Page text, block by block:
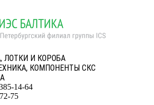
ЛОТКИ И КОРОБА
КОМПОНЕНТЫ СКС
14-64
75